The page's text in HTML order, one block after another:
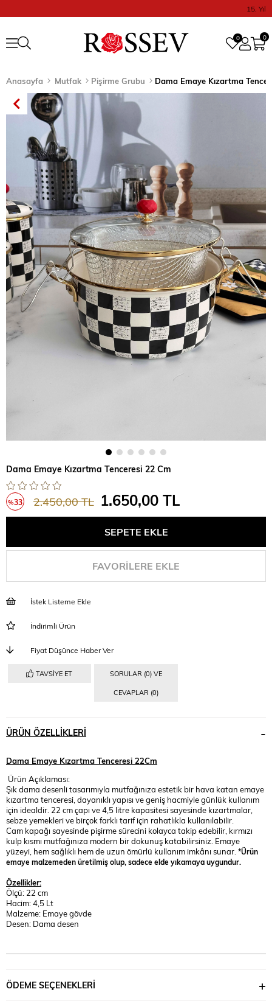
15. Yıl
0
0
Anasayfa Mutfak Pişirme Grubu Dama Emaye Kızartma
Dama Emaye Kızartma Tenceresi 22 Cm
%33 2.450,00 TL 1.650,00 TL
FAVORILERE EKLE
İstek Listeme Ekle
İndirimli Ürün
Fiyat Düşünce Haber Ver
TAVSIYE ET SORULAR (0) VE
CEVAPLAR (0)
ÜRÜN ÖZELLIKLERI
Dama Emaye Kızartma Tenceresi 22Cm
Ürün Açıklaması:
Şık dama desenli tasarımıyla mutfağınıza estetik bir hava katan emaye
kızartma tenceresi, dayanıklı yapısı ve geniş hacmiyle günlük kullanım
için idealdir. 22 cm çapı ve 4,5 litre kapasitesi sayesinde kızartmalar,
sebze yemekleri ve birçok farklı tarif için rahatlıkla kullanılabilir.
Cam kapağı sayesinde pişirme sürecini kolayca takip edebilir, kırmızı
kulp kısmı mutfağınıza modern bir dokunuş katabilirsiniz. Emaye
yüzeyi, hem sağlıklı hem de uzun ömürlü kullanım imkânı sunar. *Ürün
emaye malzemeden üretilmiş olup, sadece elde yıkamaya uygundur.
Özellikler:
Ölçü: 22 cm
Hacim: 4,5 Lt
Malzeme: Emaye gövde
Desen: Dama desen
ÖDEME SEÇENEKLERI